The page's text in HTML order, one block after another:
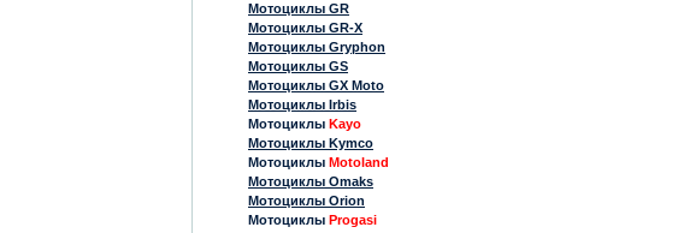
Мотоциклы GR
Мотоциклы GR-X
Мотоциклы Gryphon
Мотоциклы GS
Мотоциклы GX Moto
Мотоциклы Irbis
Мотоциклы Kayo
Мотоциклы Kymco
Мотоциклы Motoland
Мотоциклы Omaks
Мотоциклы Orion
Мотоциклы Progasi